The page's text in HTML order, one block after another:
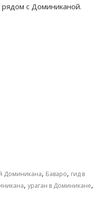
с Доминиканой.
Доминикана, Баваро, гид в
, ураган в Доминикане,